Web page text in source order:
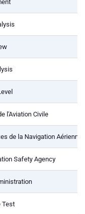
l'Aviation Civile
de la Navigation Aérienne
Safety Agency
Test